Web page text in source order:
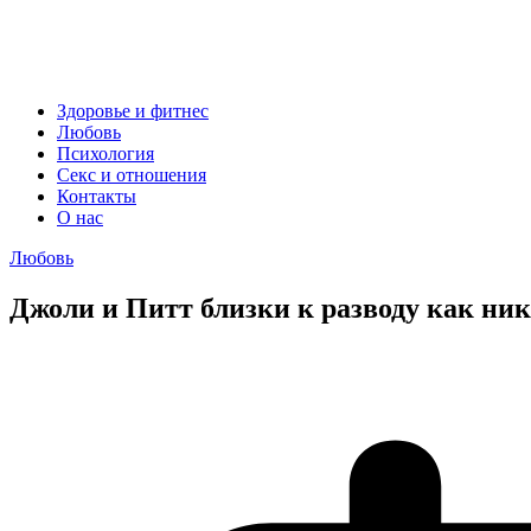
Здоровье и фитнес
Любовь
Психология
Секс и отношения
Контакты
О нас
Любовь
Джоли и Питт близки к разводу как